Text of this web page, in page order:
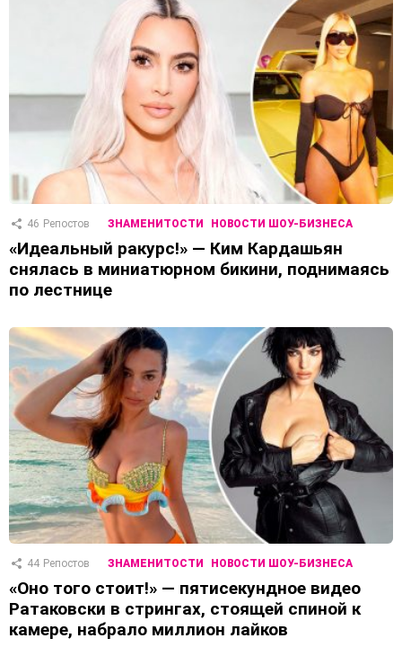
46 Репостов ЗНАМЕНИТОСТИ НОВОСТИ ШОУ-БИЗНЕСА
«Идеальный ракурс!» — Ким Кардашьян
снялась в миниатюрном бикини, поднимаясь
по лестнице
44 Репостов ЗНАМЕНИТОСТИ НОВОСТИ ШОУ-БИЗНЕСА
«Оно того стоит!» — пятисекундное видео
Ратаковски в стрингах, стоящей спиной к
камере, набрало миллион лайков